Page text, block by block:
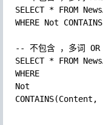
SELECT *
WHERE Not CONTAINS
SELECT *
WHERE
Not
CONTAINS(Content ,